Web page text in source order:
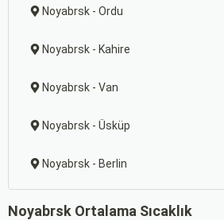
Noyabrsk - Ordu
Noyabrsk - Kahire
Noyabrsk - Van
Noyabrsk - Üsküp
Noyabrsk - Berlin
Noyabrsk Ortalama Sıcaklık